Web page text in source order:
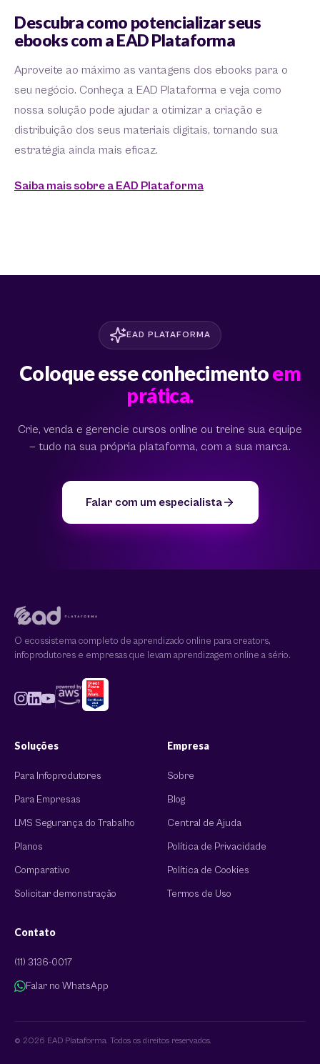
Descubra como potencializar seus
ebooks com a EAD Plataforma
Aproveite ao máximo as vantagens dos ebooks para o
seu negócio. Conheça a EAD Plataforma e veja como
nossa solução pode ajudar a otimizar a criação e
distribuição dos seus materiais digitais, tornando sua
estratégia ainda mais eficaz.
Saiba mais sobre a EAD Plataforma
EAD PLATAFORMA
Coloque esse conhecimentoem
prática.
Crie, venda e gerencie cursos online ou treine sua equipe
— tudo na sua própria plataforma, com a sua marca.
Falar com um especialista
O ecossistema completo de aprendizado online para creators,
infoprodutores e empresas que levam aprendizagem online a sério.
Soluções
Para Infoprodutores
Para Empresas
LMS Segurança do Trabalho
Planos
Comparativo
Solicitar demonstração
Empresa
Sobre
Blog
Central de Ajuda
Política de Privacidade
Política de Cookies
Termos de Uso
Contato
(11) 3136-0017
Falar no WhatsApp
© 2026 EAD Plataforma. Todos os direitos reservados.